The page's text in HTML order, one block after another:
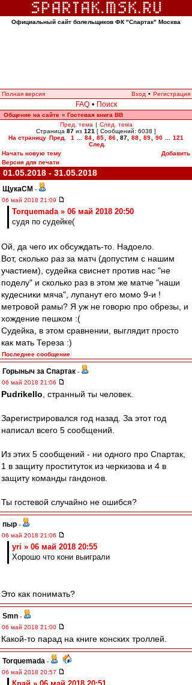
Официальный сайт болельщиков ФК "Спартак" Москва
Полная версия Вход • Регистрация
FAQ • Поиск
Общение на сайте » Гостевая книга ВВ
Пред. тема | След. тема
Страница 87 из 121 [ Сообщений: 6038 ]
На страницу Пред. 1 84 85 86 87 88 89 90
121
След.
Начать новую тему
Добавить
Версия для печати
01.05.2018 - 31.05.2018
ЩукаСМ -
06 май 2018 21:09
Torquemada » 06 май 2018 20:50
судя по судейке(
Ой, да чего их обсуждать-то. Надоело.
Вот, сколько раз за матч (допустим с нашим
участием), судейка свиснет против нас "не
поделу" и сколько раз в этом же матче "наши
кудесники мяча", лупанут его момо 9-и !
метровой рамы? Я уж не говорю про обрезы, и
хождение пешком :(
Судейка, в этом сравнении, выглядит просто
как мать Тереза :)
Последнее сообщение
Горыныч за Спартак -
06 май 2018 21:06
Pudrikello , странный ты человек.
Зарегистрировался год назад. За этот год
написал всего 5 сообщений.
Из этих 5 сообщений - ни одного про Спартак,
1 в защиту проституток из черкизова и 4 в
защиту команды гандонов.
Ты гостевой случайно не ошибся?
пыр -
06 май 2018 21:06
yri » 06 май 2018 20:55
Хорошо что кони выиграли
Это как понимать?
Smn -
06 май 2018 21:00
Какой-то парад на книге конских троллей.
Torquemada -
06 май 2018 20:57